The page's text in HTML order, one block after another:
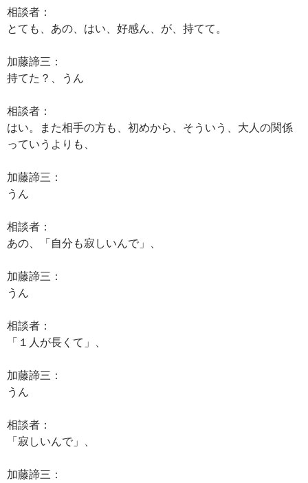
相談者：
とても、あの、はい、好感ん、が、持てて。
加藤諦三：
持てた？、うん
相談者：
はい。また相手の方も、初めから、そういう、大人の関係
っていうよりも、
加藤諦三：
うん
相談者：
あの、「自分も寂しいんで」、
加藤諦三：
うん
相談者：
「１人が長くて」、
加藤諦三：
うん
相談者：
「寂しいんで」、
加藤諦三：